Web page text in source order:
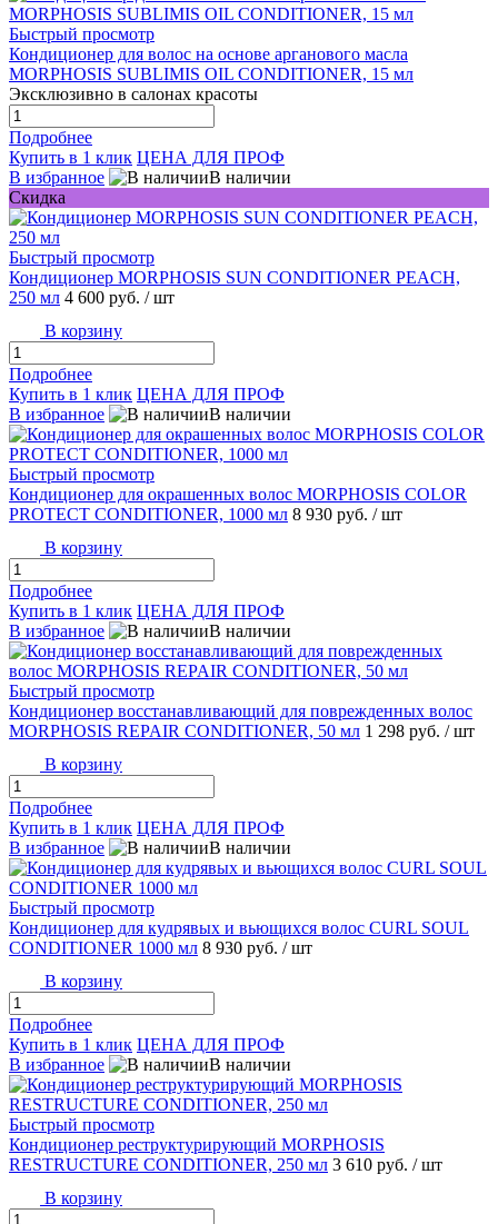
Быстрый просмотр
Кондиционер для волос на основе арганового масла
MORPHOSIS SUBLIMIS OIL CONDITIONER, 15 мл
Эксклюзивно в салонах красоты
Подробнее
Купить в 1 клик ЦЕНА ДЛЯ ПРОФ
В избранное
В наличии
Скидка
Быстрый просмотр
Кондиционер MORPHOSIS SUN CONDITIONER PEACH,
250 мл 4 600 руб. / шт
В корзину
Подробнее
Купить в 1 клик ЦЕНА ДЛЯ ПРОФ
В избранное
В наличии
Быстрый просмотр
Кондиционер для окрашенных волос MORPHOSIS COLOR
PROTECT CONDITIONER, 1000 мл 8 930 руб. / шт
В корзину
Подробнее
Купить в 1 клик ЦЕНА ДЛЯ ПРОФ
В избранное
В наличии
Быстрый просмотр
Кондиционер восстанавливающий для поврежденных волос
MORPHOSIS REPAIR CONDITIONER, 50 мл 1 298 руб. / шт
В корзину
Подробнее
Купить в 1 клик ЦЕНА ДЛЯ ПРОФ
В избранное
В наличии
Быстрый просмотр
Кондиционер для кудрявых и вьющихся волос CURL SOUL
CONDITIONER 1000 мл 8 930 руб. / шт
В корзину
Подробнее
Купить в 1 клик ЦЕНА ДЛЯ ПРОФ
В избранное
В наличии
Быстрый просмотр
Кондиционер реструктурирующий MORPHOSIS
RESTRUCTURE CONDITIONER, 250 мл 3 610 руб. / шт
В корзину